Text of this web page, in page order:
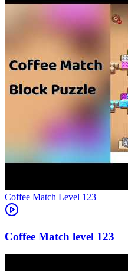
Level 123
123